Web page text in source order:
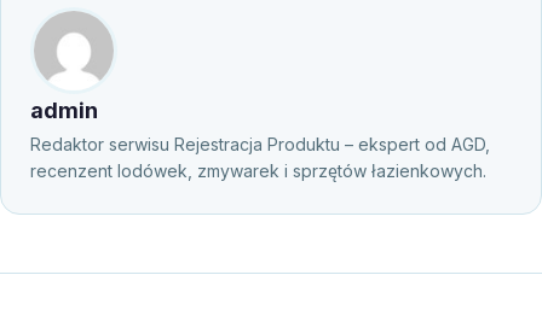
admin
Redaktor serwisu Rejestracja Produktu – ekspert od AGD,
recenzent lodówek, zmywarek i sprzętów łazienkowych.